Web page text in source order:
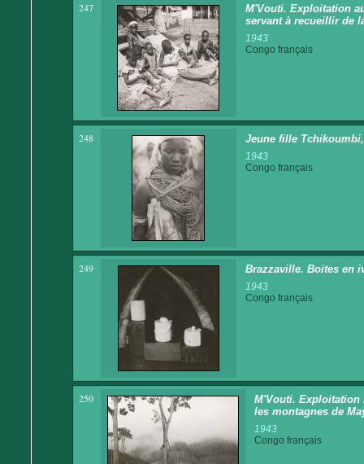
247
M'Vouti. Exploitation
servant à recueillir de
1943
Congo français
248 Jeune fille
1943
Congo français
249 Brazzaville. Boites en
1943
Congo français
250
M'Vouti. Exploitation
les montagnes de
1943
Congo français